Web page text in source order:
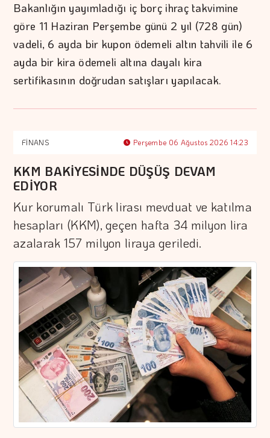
Bakanlığın yayımladığı iç borç ihraç takvimine
göre 11 Haziran Perşembe günü 2 yıl (728 gün)
vadeli, 6 ayda bir kupon ödemeli altın tahvili ile 6
ayda bir kira ödemeli altına dayalı kira
sertifikasının doğrudan satışları yapılacak.
FİNANS Perşembe 06 Ağustos 2026 14:23
KKM BAKİYESİNDE DÜŞÜŞ DEVAM
EDİYOR
Kur korumalı Türk lirası mevduat ve katılma
hesapları (KKM), geçen hafta 34 milyon lira
azalarak 157 milyon liraya geriledi.